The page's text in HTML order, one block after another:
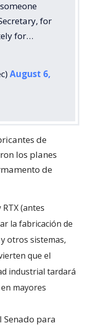
for
for…
August 6,
de
los planes
de
(antes
la fabricación de
otros sistemas,
que el
industrial tardará
mayores
Senado para